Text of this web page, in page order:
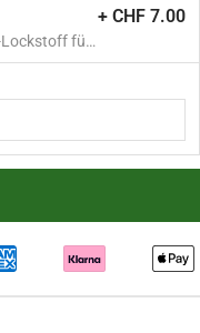
Lockstoff für
+ CHF 7.00